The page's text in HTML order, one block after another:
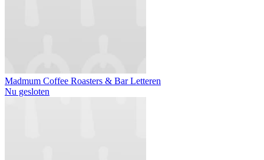
Madmum Coffee Roasters & Bar Letteren
Nu gesloten